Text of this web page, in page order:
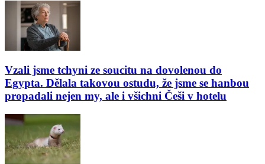
Vzali jsme tchyni ze soucitu na dovolenou do
Egypta. Dělala takovou ostudu, že jsme se hanbou
propadali nejen my, ale i všichni Češi v hotelu